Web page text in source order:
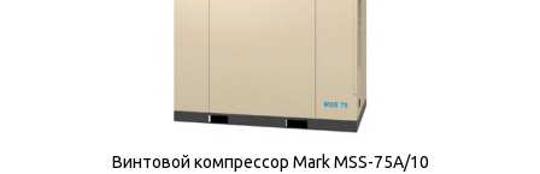
Винтовой компрессор Mark MSS-75A/10